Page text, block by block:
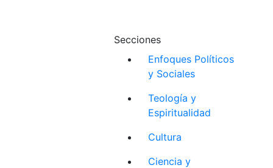
Secciones
Enfoques Políticos
y Sociales
Teología y
Espiritualidad
Cultura
Ciencia y